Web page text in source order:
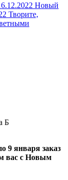
Новый
Творите,
Б
9 января заказ
вас с Новым